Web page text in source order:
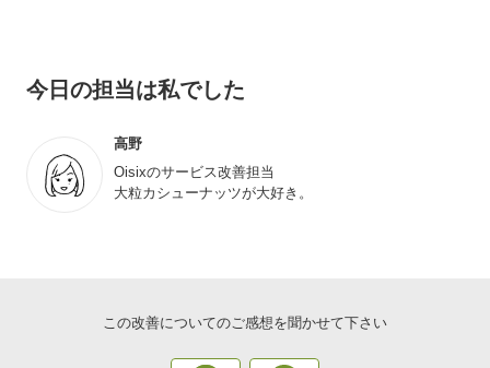
今日の担当は私でした
高野
Oisixのサービス改善担当
大粒カシューナッツが大好き。
この改善についてのご感想を聞かせて下さい